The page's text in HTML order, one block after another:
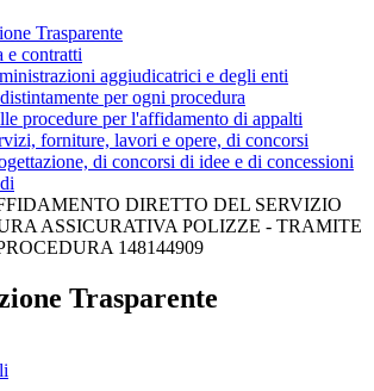
Trasparente
e contratti
aggiudicatrici e degli enti
per ogni procedura
procedure per l'affidamento di appalti
forniture, lavori e opere, di concorsi
di concorsi di idee e di concessioni
DIRETTO DEL SERVIZIO
ASSICURATIVA POLIZZE - TRAMITE
148144909
Trasparente